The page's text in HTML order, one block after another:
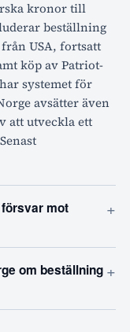
kronor till
beställning
USA, fortsatt
köp av Patriot-
systemet för
avsätter även
att utveckla ett
mot
+
om beställning +